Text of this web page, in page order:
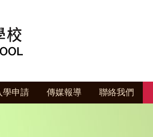
學申請 傳媒報導 聯絡我們